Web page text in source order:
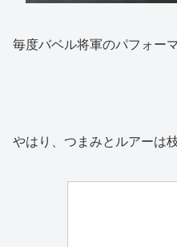
毎度バベル将軍のパフォー
やはり、つまみとルアーは